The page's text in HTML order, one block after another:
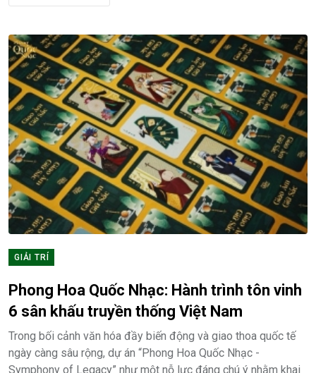
GIẢI TRÍ
Phong Hoa Quốc Nhạc: Hành trình tôn vinh
6 sân khấu truyền thống Việt Nam
Trong bối cảnh văn hóa đầy biến động và giao thoa quốc tế
ngày càng sâu rộng, dự án “Phong Hoa Quốc Nhạc -
Symphony of Legacy” như một nỗ lực đáng chú ý nhằm khai